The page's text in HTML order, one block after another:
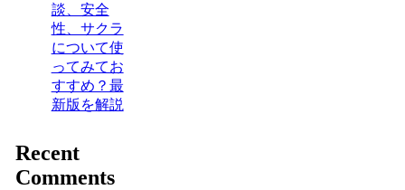
談、安全
性、サクラ
について使
ってみてお
すすめ？最
新版を解説
Recent
Comments